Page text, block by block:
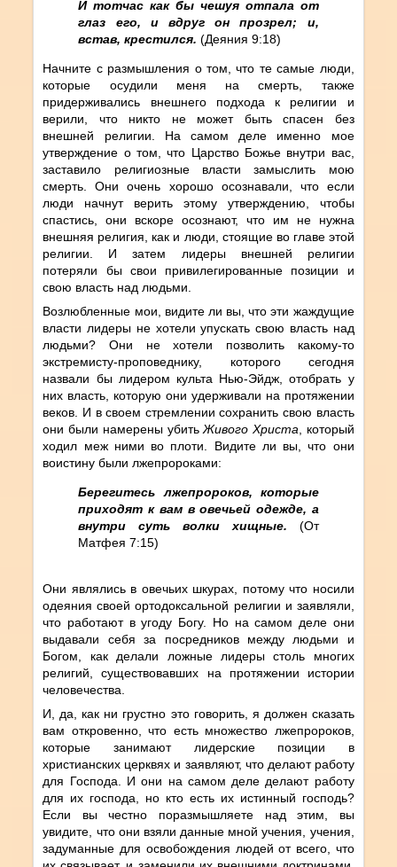
И тотчас как бы чешуя отпала от
глаз его, и вдруг он прозрел; и,
встав, крестился.(Деяния 9:18)
Начните с размышления о том, что те самые люди,
которые осудили меня на смерть, также
придерживались внешнего подхода к религии и
верили, что никто не может быть спасен без
внешней религии. На самом деле именно мое
утверждение о том, что Царство Божье внутри вас,
заставило религиозные власти замыслить мою
смерть. Они очень хорошо осознавали, что если
люди начнут верить этому утверждению, чтобы
спастись, они вскоре осознают, что им не нужна
внешняя религия, как и люди, стоящие во главе этой
религии. И затем лидеры внешней религии
потеряли бы свои привилегированные позиции и
свою власть над людьми.
Возлюбленные мои, видите ли вы, что эти жаждущие
власти лидеры не хотели упускать свою власть над
людьми? Они не хотели позволить какому-то
экстремисту-проповеднику, которого сегодня
назвали бы лидером культа Нью-Эйдж, отобрать у
них власть, которую они удерживали на протяжении
веков. И в своем стремлении сохранить свою власть
они были намерены убитьЖивого Христа , который
ходил меж ними во плоти. Видите ли вы, что они
воистину были лжепророками:
Берегитесь лжепророков, которые
приходят к вам в овечьей одежде, а
внутри суть волки хищные. (От
Матфея 7:15)
Они являлись в овечьих шкурах, потому что носили
одеяния своей ортодоксальной религии и заявляли,
что работают в угоду Богу. Но на самом деле они
выдавали себя за посредников между людьми и
Богом, как делали ложные лидеры столь многих
религий, существовавших на протяжении истории
человечества.
И, да, как ни грустно это говорить, я должен сказать
вам откровенно, что есть множество лжепророков,
которые занимают лидерские позиции в
христианских церквях и заявляют, что делают работу
для Господа. И они на самом деле делают работу
для их господа, но кто есть их истинный господь?
Если вы честно поразмышляете над этим, вы
увидите, что они взяли данные мной учения, учения,
задуманные для освобождения людей от всего, что